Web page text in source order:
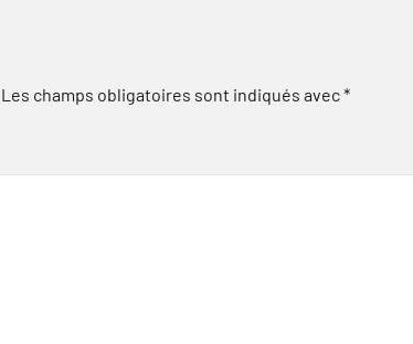
Les champs obligatoires sont indiqués avec*